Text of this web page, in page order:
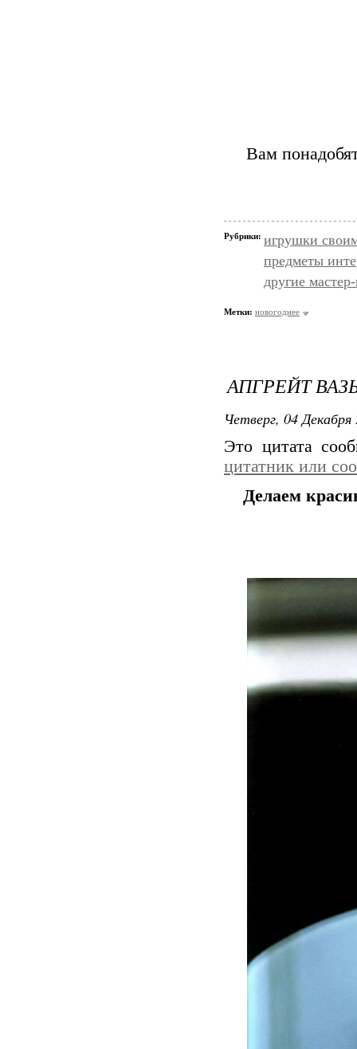
Вам
Рубрики: игрушки
предметы
другие
Метки: новогоднее
АПГРЕЙТ
Четверг, 04
Это цитата
цитатник или
Делаем